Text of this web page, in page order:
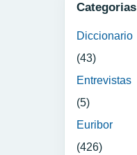
Categorias
Diccionario
(43)
Entrevistas
(5)
Euribor
(426)